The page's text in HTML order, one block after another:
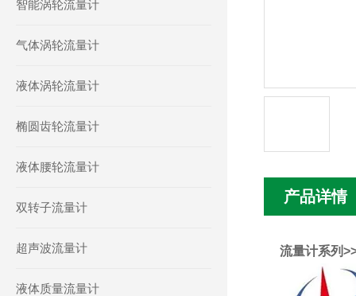
智能涡轮流量计
气体涡轮流量计
液体涡轮流量计
椭圆齿轮流量计
液体腰轮流量计
双转子流量计
超声波流量计
液体质量流量计
产品详情
流量计系列